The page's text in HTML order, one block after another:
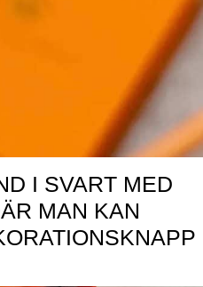
I SVART MED
MAN KAN